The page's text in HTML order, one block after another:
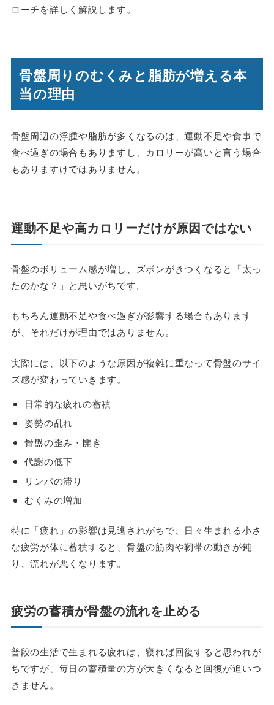
ローチを詳しく解説します。
骨盤周りのむくみと脂肪が増える本
当の理由
骨盤周辺の浮腫や脂肪が多くなるのは、運動不足や食事で
食べ過ぎの場合もありますし、カロリーが高いと言う場合
もありますけではありません。
運動不足や高カロリーだけが原因ではない
骨盤のボリューム感が増し、ズボンがきつくなると「太っ
たのかな？」と思いがちです。
もちろん運動不足や食べ過ぎが影響する場合もあります
が、それだけが理由ではありません。
実際には、以下のような原因が複雑に重なって骨盤のサイ
ズ感が変わっていきます。
日常的な疲れの蓄積
姿勢の乱れ
骨盤の歪み・開き
代謝の低下
リンパの滞り
むくみの増加
特に「疲れ」の影響は見逃されがちで、日々生まれる小さ
な疲労が体に蓄積すると、骨盤の筋肉や靭帯の動きが鈍
り、流れが悪くなります。
疲労の蓄積が骨盤の流れを止める
普段の生活で生まれる疲れは、寝れば回復すると思われが
ちですが、毎日の蓄積量の方が大きくなると回復が追いつ
きません。